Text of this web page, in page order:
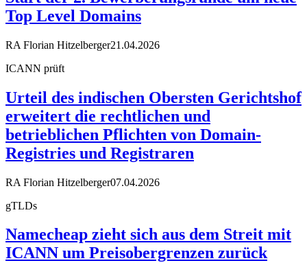
Top Level Domains
RA Florian Hitzelberger21.04.2026
ICANN prüft
Urteil des indischen Obersten Gerichtshof
erweitert die rechtlichen und
betrieblichen Pflichten von Domain-
Registries und Registraren
RA Florian Hitzelberger07.04.2026
gTLDs
Namecheap zieht sich aus dem Streit mit
ICANN um Preisobergrenzen zurück